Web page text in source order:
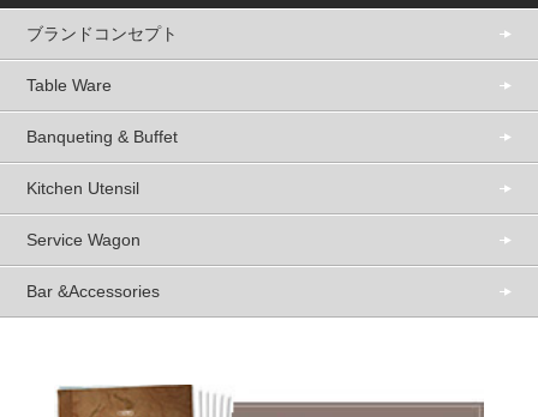
ブランドコンセプト
Table Ware
Banqueting & Buffet
Kitchen Utensil
Service Wagon
Bar &Accessories